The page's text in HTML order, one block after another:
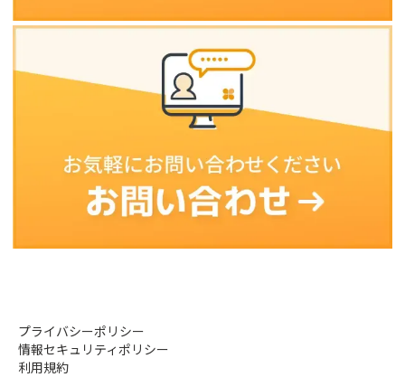
プライバシーポリシー
情報セキュリティポリシー
利用規約